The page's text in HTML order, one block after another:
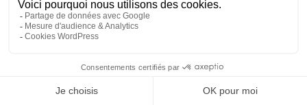
Le Rhône en vigilance orange
canicule : plusieurs gymnases
07/08/26
À Vaulx-en-Velin, Abdelkader Lahmar